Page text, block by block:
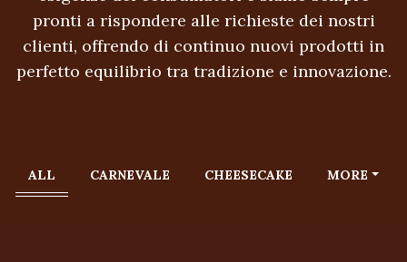
pronti a rispondere alle richieste dei nostri
clienti, offrendo di continuo nuovi prodotti in
perfetto equilibrio tra tradizione e innovazione.
ALL CARNEVALE CHEESECAKE MORE